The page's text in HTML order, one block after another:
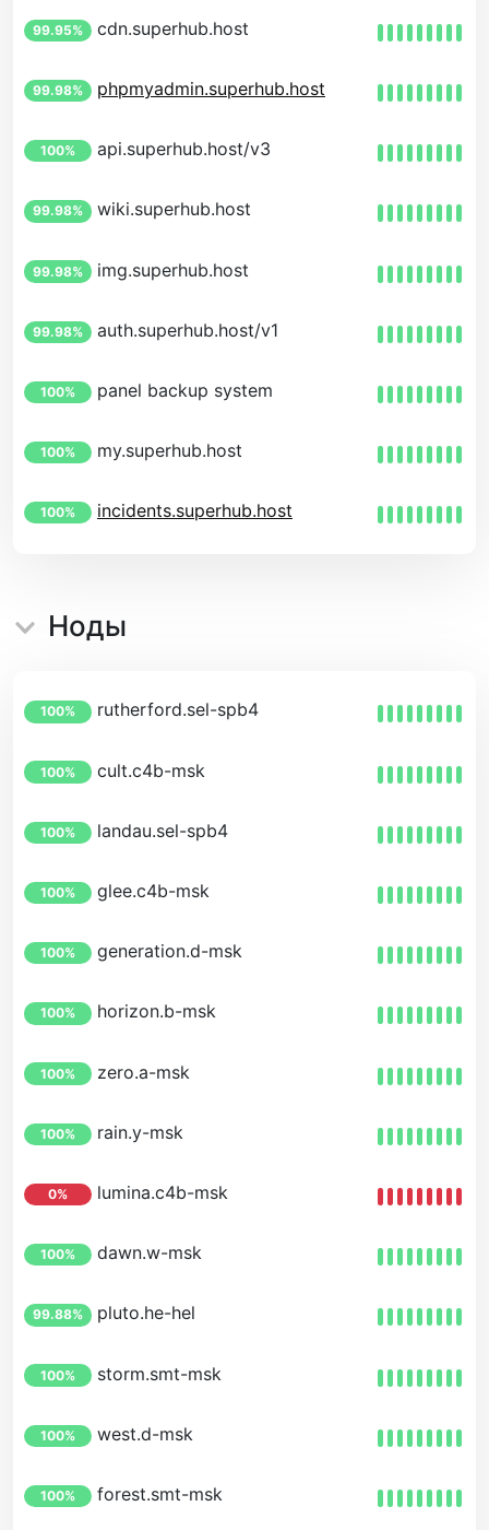
99.95% cdn.superhub.host
99.98% phpmyadmin.superhub.host
100% api.superhub.host/v3
99.98% wiki.superhub.host
99.98% img.superhub.host
99.98% auth.superhub.host/v1
100% panel backup system
100% my.superhub.host
100% incidents.superhub.host
Ноды
100% rutherford.sel-spb4
100% cult.c4b-msk
100% landau.sel-spb4
100% glee.c4b-msk
100% generation.d-msk
100% horizon.b-msk
100% zero.a-msk
100% rain.y-msk
0% lumina.c4b-msk
100% dawn.w-msk
99.88% pluto.he-hel
100% storm.smt-msk
100% west.d-msk
100% forest.smt-msk